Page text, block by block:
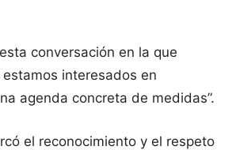
conversación en la que
interesados en
agenda concreta de medidas”.
el reconocimiento y el respeto